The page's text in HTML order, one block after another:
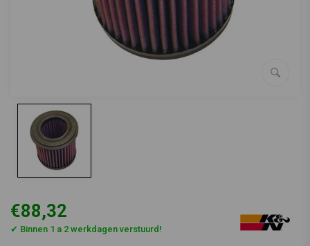
€88,32
✔ Binnen 1 a 2 werkdagen verstuurd!